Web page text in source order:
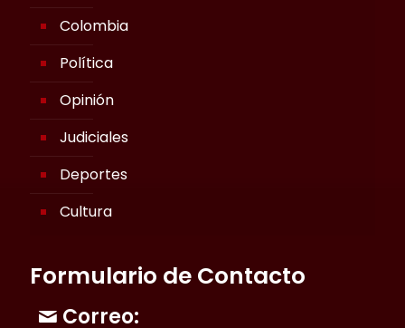
Colombia
Política
Opinión
Judiciales
Deportes
Cultura
Formulario de Contacto
Correo: